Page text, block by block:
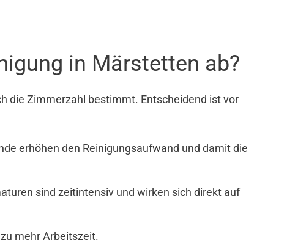
in Märstetten ab?
die Zimmerzahl bestimmt. Entscheidend ist vor
erhöhen den Reinigungsaufwand und damit die
sind zeitintensiv und wirken sich direkt auf
mehr Arbeitszeit.